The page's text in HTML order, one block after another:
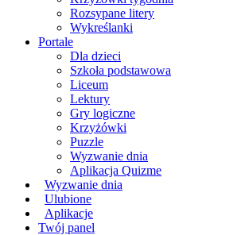
Rozsypane litery
Wykreślanki
Portale
Dla dzieci
Szkoła podstawowa
Liceum
Lektury
Gry logiczne
Krzyżówki
Puzzle
Wyzwanie dnia
Aplikacja Quizme
Wyzwanie dnia
Ulubione
Aplikacje
Twój panel